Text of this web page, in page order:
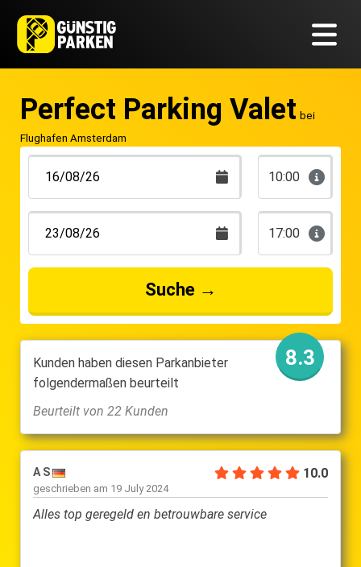
Perfect Parking Valet bei
Flughafen Amsterdam
10:00
17:00
Suche→
Kunden haben diesen Parkanbieter
folgendermaßen beurteilt
8.3
Beurteilt von 22 Kunden
A S
geschrieben am 19 July 2024
10.0
Alles top geregeld en betrouwbare service